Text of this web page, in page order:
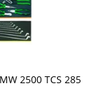
2500 TCS 285